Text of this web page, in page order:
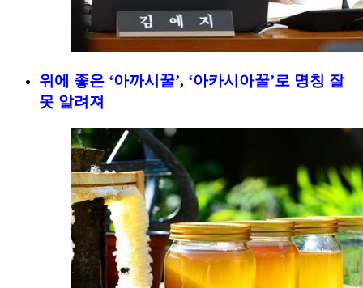
위에 좋은 ‘아까시꿀’, ‘아카시아꿀’로 명칭 잘
못 알려져